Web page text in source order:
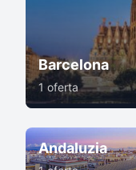
Barcelona
1 oferta
Andaluzia